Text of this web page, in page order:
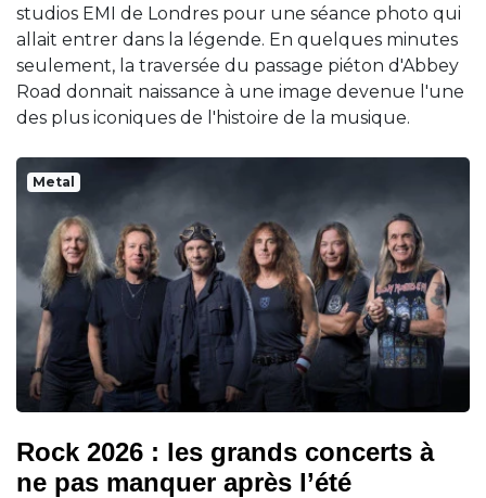
studios EMI de Londres pour une séance photo qui
allait entrer dans la légende. En quelques minutes
seulement, la traversée du passage piéton d'Abbey
Road donnait naissance à une image devenue l'une
des plus iconiques de l'histoire de la musique.
Metal
Rock 2026 : les grands concerts à
ne pas manquer après l’été